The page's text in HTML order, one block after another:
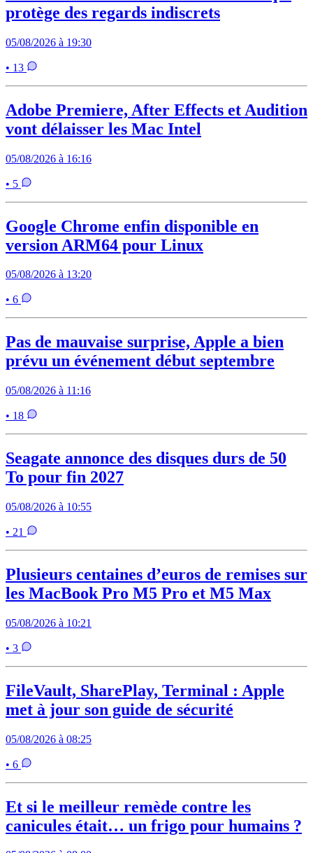
protège des regards indiscrets
05/08/2026 à 19:30
• 13
Adobe Premiere, After Effects et Audition
vont délaisser les Mac Intel
05/08/2026 à 16:16
• 5
Google Chrome enfin disponible en
version ARM64 pour Linux
05/08/2026 à 13:20
• 6
Pas de mauvaise surprise, Apple a bien
prévu un événement début septembre
05/08/2026 à 11:16
• 18
Seagate annonce des disques durs de 50
To pour fin 2027
05/08/2026 à 10:55
• 21
Plusieurs centaines d’euros de remises sur
les MacBook Pro M5 Pro et M5 Max
05/08/2026 à 10:21
• 3
FileVault, SharePlay, Terminal : Apple
met à jour son guide de sécurité
05/08/2026 à 08:25
• 6
Et si le meilleur remède contre les
canicules était… un frigo pour humains ?